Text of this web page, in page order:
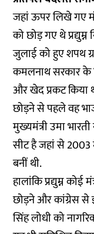
जहां ऊपर लिखे गए
को छोड़ गए थे
जुलाई को हुए शपथ
कमलनाथ सरकार के
और खेद प्रकट किया
छोड़ने से पहले वह
मुख्यमंत्री उमा
सीट है जहां से 2003
बनीं थी.
हालांकि प्रद्युम्न
छोड़ने और कांग्रेस से
सिंह लोधी को